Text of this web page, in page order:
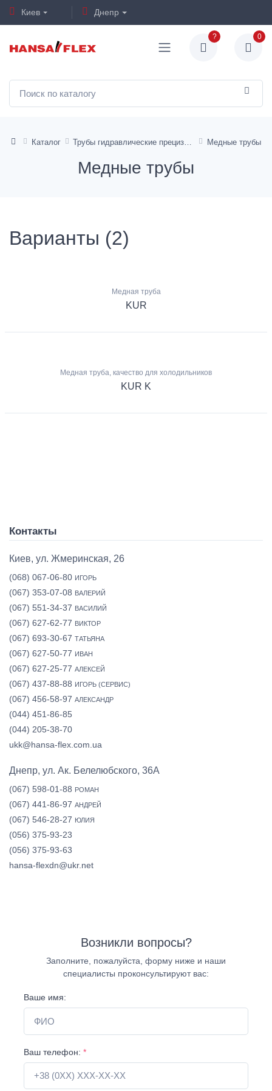
Киев Днепр
? 0
Каталог Медные трубы
Медные трубы
Варианты (2)
Медная труба
KUR
Медная труба, качество для холодильников
KUR K
Контакты
Киев, ул. Жмеринская, 26
(068) 067-06-80 ИГОРЬ
(067) 353-07-08 ВАЛЕРИЙ
(067) 551-34-37 ВАСИЛИЙ
(067) 627-62-77 ВИКТОР
(067) 693-30-67 ТАТЬЯНА
(067) 627-50-77 ИВАН
(067) 627-25-77 АЛЕКСЕЙ
(067) 437-88-88 ИГОРЬ (СЕРВИС)
(067) 456-58-97 АЛЕКСАНДР
(044) 451-86-85
(044) 205-38-70
ukk@hansa-flex.com.ua
Днепр, ул. Ак. Белелюбского, 36А
(067) 598-01-88 РОМАН
(067) 441-86-97 АНДРЕЙ
(067) 546-28-27 ЮЛИЯ
(056) 375-93-23
(056) 375-93-63
hansa-flexdn@ukr.net
Возникли вопросы?
Заполните, пожалуйста, форму ниже и наши
специалисты проконсультируют вас:
Ваше имя:
Ваш телефон: *